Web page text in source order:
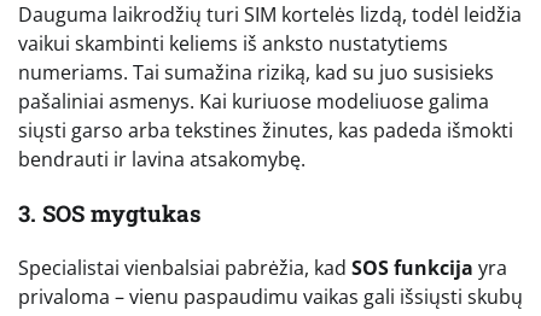
Dauguma laikrodžių turi SIM kortelės lizdą, todėl leidžia
vaikui skambinti keliems iš anksto nustatytiems
numeriams. Tai sumažina riziką, kad su juo susisieks
pašaliniai asmenys. Kai kuriuose modeliuose galima
siųsti garso arba tekstines žinutes, kas padeda išmokti
bendrauti ir lavina atsakomybę.
3. SOS mygtukas
Specialistai vienbalsiai pabrėžia, kad SOS funkcija yra
privaloma – vienu paspaudimu vaikas gali išsiųsti skubų